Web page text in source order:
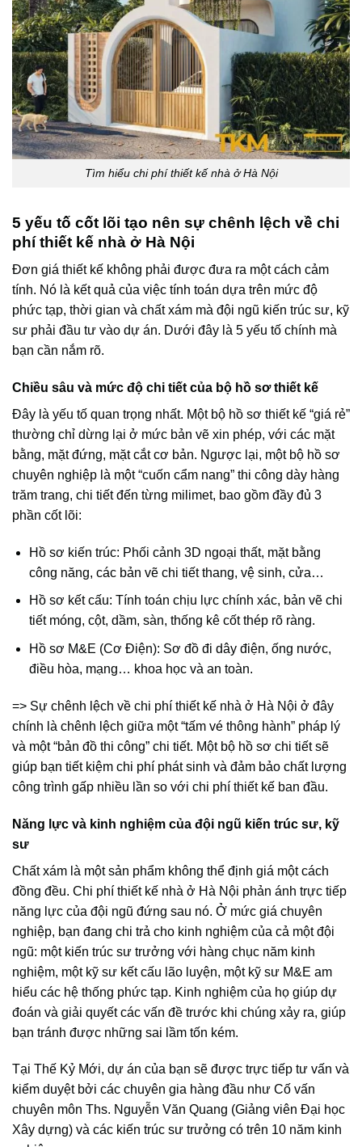
Tìm hiểu chi phí thiết kế nhà ở Hà Nội
5 yếu tố cốt lõi tạo nên sự chênh lệch về chi
phí thiết kế nhà ở Hà Nội
Đơn giá thiết kế không phải được đưa ra một cách cảm
tính. Nó là kết quả của việc tính toán dựa trên mức độ
phức tạp, thời gian và chất xám mà đội ngũ kiến trúc sư, kỹ
sư phải đầu tư vào dự án. Dưới đây là 5 yếu tố chính mà
bạn cần nắm rõ.
Chiều sâu và mức độ chi tiết của bộ hồ sơ thiết kế
Đây là yếu tố quan trọng nhất. Một bộ hồ sơ thiết kế “giá rẻ”
thường chỉ dừng lại ở mức bản vẽ xin phép, với các mặt
bằng, mặt đứng, mặt cắt cơ bản. Ngược lại, một bộ hồ sơ
chuyên nghiệp là một “cuốn cẩm nang” thi công dày hàng
trăm trang, chi tiết đến từng milimet, bao gồm đầy đủ 3
phần cốt lõi:
Hồ sơ kiến trúc: Phối cảnh 3D ngoại thất, mặt bằng
công năng, các bản vẽ chi tiết thang, vệ sinh, cửa…
Hồ sơ kết cấu: Tính toán chịu lực chính xác, bản vẽ chi
tiết móng, cột, dầm, sàn, thống kê cốt thép rõ ràng.
Hồ sơ M&E (Cơ Điện): Sơ đồ đi dây điện, ống nước,
điều hòa, mạng… khoa học và an toàn.
=> Sự chênh lệch về chi phí thiết kế nhà ở Hà Nội ở đây
chính là chênh lệch giữa một “tấm vé thông hành” pháp lý
và một “bản đồ thi công” chi tiết. Một bộ hồ sơ chi tiết sẽ
giúp bạn tiết kiệm chi phí phát sinh và đảm bảo chất lượng
công trình gấp nhiều lần so với chi phí thiết kế ban đầu.
Năng lực và kinh nghiệm của đội ngũ kiến trúc sư, kỹ
sư
Chất xám là một sản phẩm không thể định giá một cách
đồng đều. Chi phí thiết kế nhà ở Hà Nội phản ánh trực tiếp
năng lực của đội ngũ đứng sau nó. Ở mức giá chuyên
nghiệp, bạn đang chi trả cho kinh nghiệm của cả một đội
ngũ: một kiến trúc sư trưởng với hàng chục năm kinh
nghiệm, một kỹ sư kết cấu lão luyện, một kỹ sư M&E am
hiểu các hệ thống phức tạp. Kinh nghiệm của họ giúp dự
đoán và giải quyết các vấn đề trước khi chúng xảy ra, giúp
bạn tránh được những sai lầm tốn kém.
Tại Thế Kỷ Mới, dự án của bạn sẽ được trực tiếp tư vấn và
kiểm duyệt bởi các chuyên gia hàng đầu như Cố vấn
chuyên môn Ths. Nguyễn Văn Quang (Giảng viên Đại học
Xây dựng) và các kiến trúc sư trưởng có trên 10 năm kinh